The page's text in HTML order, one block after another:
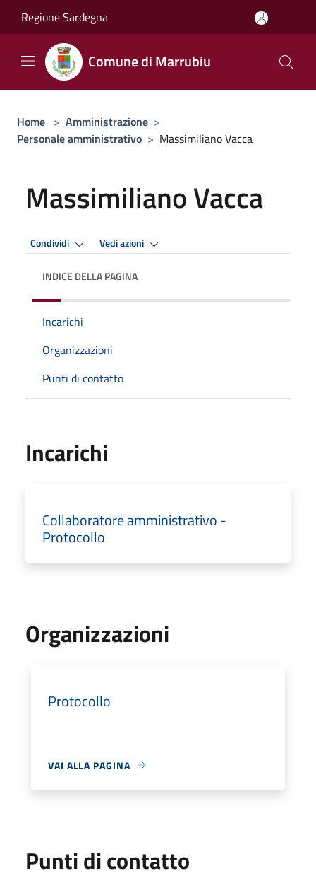
Regione Sardegna
Comune di Marrubiu
Home > Amministrazione >
Personale amministrativo > Massimiliano Vacca
Massimiliano Vacca
Condividi Vedi azioni
INDICE DELLA PAGINA
Incarichi
Organizzazioni
Punti di contatto
Incarichi
Collaboratore amministrativo -
Protocollo
Organizzazioni
Protocollo
VAI ALLA PAGINA
Punti di contatto